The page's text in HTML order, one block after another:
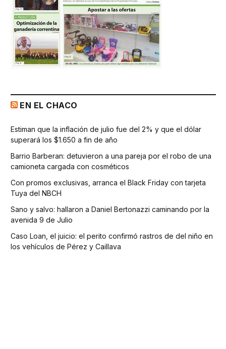
EN EL CHACO
Estiman que la inflación de julio fue del 2% y que el dólar
superará los $1.650 a fin de año
Barrio Barberan: detuvieron a una pareja por el robo de una
camioneta cargada con cosméticos
Con promos exclusivas, arranca el Black Friday con tarjeta
Tuya del NBCH
Sano y salvo: hallaron a Daniel Bertonazzi caminando por la
avenida 9 de Julio
Caso Loan, el juicio: el perito confirmó rastros de del niño en
los vehículos de Pérez y Caillava